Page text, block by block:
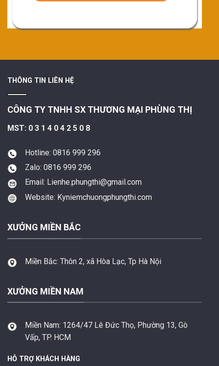
THÔNG TIN LIÊN HỆ
CÔNG TY TNHH SX THƯƠNG MẠI PHÙNG THỊ
MST: 0 3 1 4 0 4 2 5 0 8
Hotline: 0816 999 296
Zalo: 0816 999 296
Email: Lienhe.phungthi@gmail.com
Website: Kyniemchuongphungthi.com
XƯỞNG MIỀN BẮC
Miền Bắc: Thôn 2, xã Hòa Lạc, Tp Hà Nội
XƯỞNG MIỀN NAM
Miền Nam: 1264/47 Lê Đức Thọ, Phường 13, Gò
Vấp, TP. HCM
HỖ TRỢ KHÁCH HÀNG